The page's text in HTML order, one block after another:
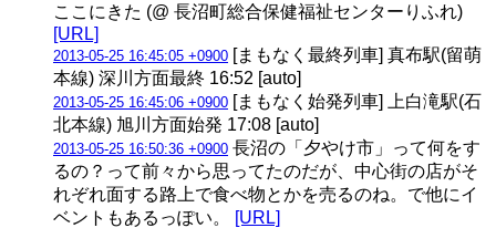
ここにきた (@ 長沼町総合保健福祉センターりふれ)
[URL]
2013-05-25 16:45:05 +0900 [まもなく最終列車] 真布駅(留萌
本線) 深川方面最終 16:52 [auto]
2013-05-25 16:45:06 +0900 [まもなく始発列車] 上白滝駅(石
北本線) 旭川方面始発 17:08 [auto]
2013-05-25 16:50:36 +0900 長沼の「夕やけ市」って何をす
るの？って前々から思ってたのだが、中心街の店がそ
れぞれ面する路上で食べ物とかを売るのね。で他にイ
ベントもあるっぽい。
[URL]